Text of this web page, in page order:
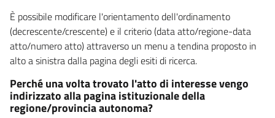
È possibile modificare l'orientamento dell'ordinamento
(decrescente/crescente) e il criterio (data atto/regione-data
atto/numero atto) attraverso un menu a tendina proposto in
alto a sinistra dalla pagina degli esiti di ricerca.
Perché una volta trovato l'atto di interesse vengo
indirizzato alla pagina istituzionale della
regione/provincia autonoma?